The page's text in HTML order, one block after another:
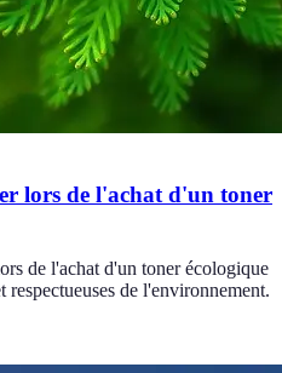
lors de l'achat d'un toner
de l'achat d'un toner écologique
de l'environnement.